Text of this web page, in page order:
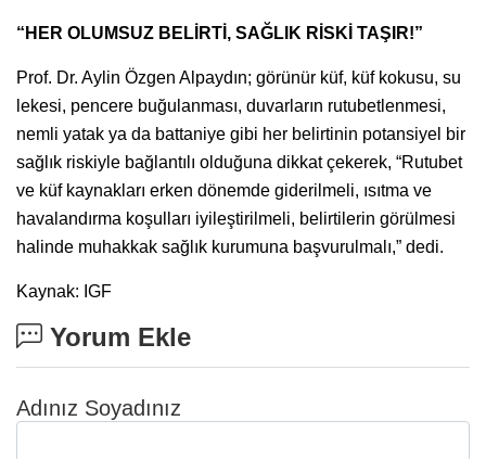
“HER OLUMSUZ BELİRTİ, SAĞLIK RİSKİ TAŞIR!”
Prof. Dr. Aylin Özgen Alpaydın; görünür küf, küf kokusu, su
lekesi, pencere buğulanması, duvarların rutubetlenmesi,
nemli yatak ya da battaniye gibi her belirtinin potansiyel bir
sağlık riskiyle bağlantılı olduğuna dikkat çekerek, “Rutubet
ve küf kaynakları erken dönemde giderilmeli, ısıtma ve
havalandırma koşulları iyileştirilmeli, belirtilerin görülmesi
halinde muhakkak sağlık kurumuna başvurulmalı,” dedi.
Kaynak: IGF
Yorum Ekle
Adınız Soyadınız